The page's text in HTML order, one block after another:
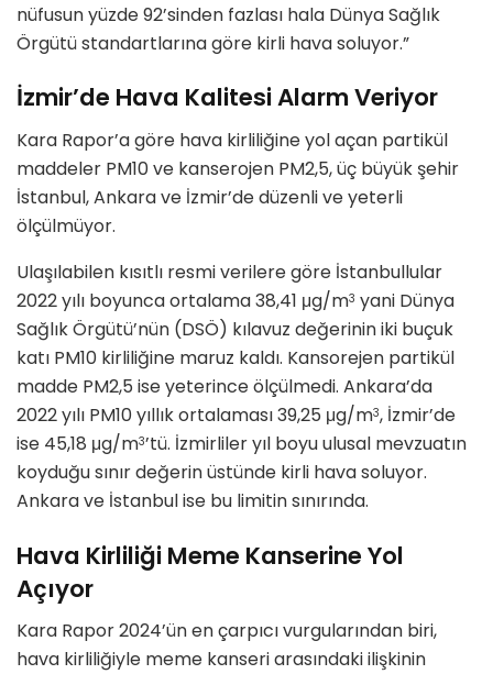
nüfusun yüzde 92’sinden fazlası hala Dünya Sağlık
Örgütü standartlarına göre kirli hava soluyor.”
İzmir’de Hava Kalitesi Alarm Veriyor
Kara Rapor’a göre hava kirliliğine yol açan partikül
maddeler PM10 ve kanserojen PM2,5, üç büyük şehir
İstanbul, Ankara ve İzmir’de düzenli ve yeterli
ölçülmüyor.
Ulaşılabilen kısıtlı resmi verilere göre İstanbullular
2022 yılı boyunca ortalama 38,41 μg/m3 yani Dünya
Sağlık Örgütü’nün (DSÖ) kılavuz değerinin iki buçuk
katı PM10 kirliliğine maruz kaldı. Kansorejen partikül
madde PM2,5 ise yeterince ölçülmedi. Ankara’da
2022 yılı PM10 yıllık ortalaması 39,25 μg/m3, İzmir’de
ise 45,18 μg/m3’tü. İzmirliler yıl boyu ulusal mevzuatın
koyduğu sınır değerin üstünde kirli hava soluyor.
Ankara ve İstanbul ise bu limitin sınırında.
Hava Kirliliği Meme Kanserine Yol
Açıyor
Kara Rapor 2024’ün en çarpıcı vurgularından biri,
hava kirliliğiyle meme kanseri arasındaki ilişkinin